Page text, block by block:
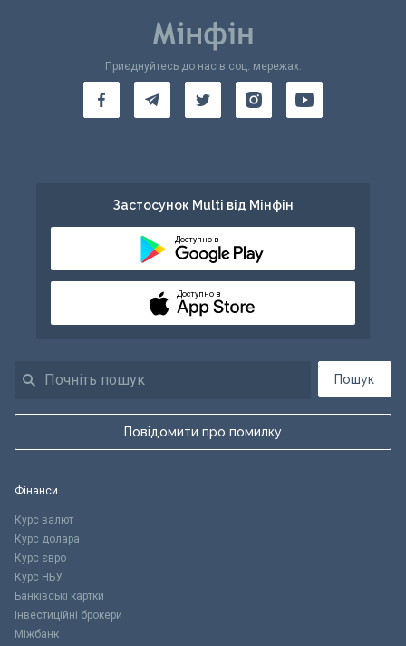
Пошук
Повідомити про помилку
Приєднуйтесь до нас в соц. мережах:
Застосунок Multi від Мінфін
Доступно в
Доступно в
Фінанси
Курс валют
Курс долара
Курс євро
Курс НБУ
Банківські картки
Інвестиційні брокери
Міжбанк